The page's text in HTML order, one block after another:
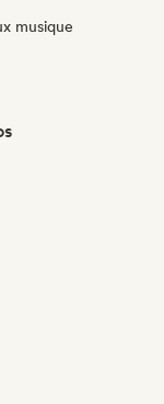
musique